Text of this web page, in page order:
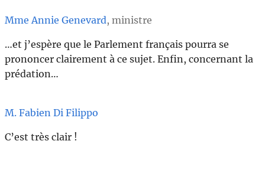
Mme Annie Genevard, ministre
…et j’espère que le Parlement français pourra se
prononcer clairement à ce sujet. Enfin, concernant la
prédation…
M. Fabien Di Filippo
C’est très clair !